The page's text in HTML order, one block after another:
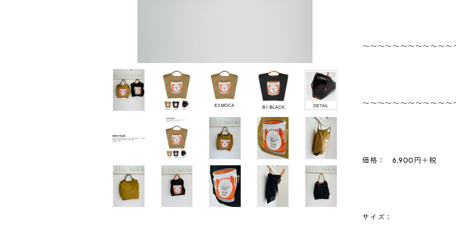
〜〜〜〜〜〜〜〜〜〜〜〜
〜〜〜〜〜〜〜〜〜〜〜〜
価格： 6,900円＋税
サイズ：